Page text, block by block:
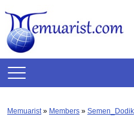
Memuarist» Members » Semen_Dodik